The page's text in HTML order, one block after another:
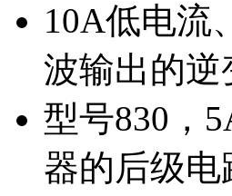
10A低电流
波输出的逆
型号830，
器的后级电